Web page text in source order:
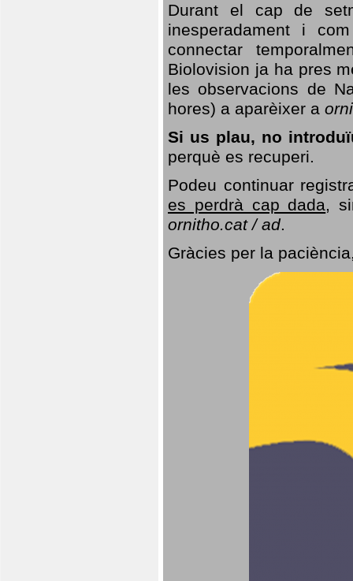
Durant el cap de
inesperadament i
connectar
Biolovision ja ha pres
les observacions de
hores) a aparèixer a
Si us plau, no
perquè es recuperi.
Podeu continuar
es perdrà cap dada,
ornitho.cat / ad.
Gràcies per la